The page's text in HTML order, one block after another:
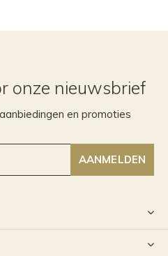
onze nieuwsbrief
en promoties
AANMELDEN